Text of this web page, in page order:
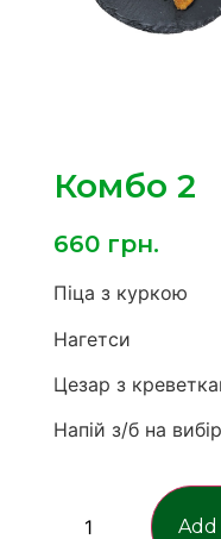
Комбо 2
660 грн.
Піца з куркою
Нагетси
Цезар з
Напій з/б на вибір